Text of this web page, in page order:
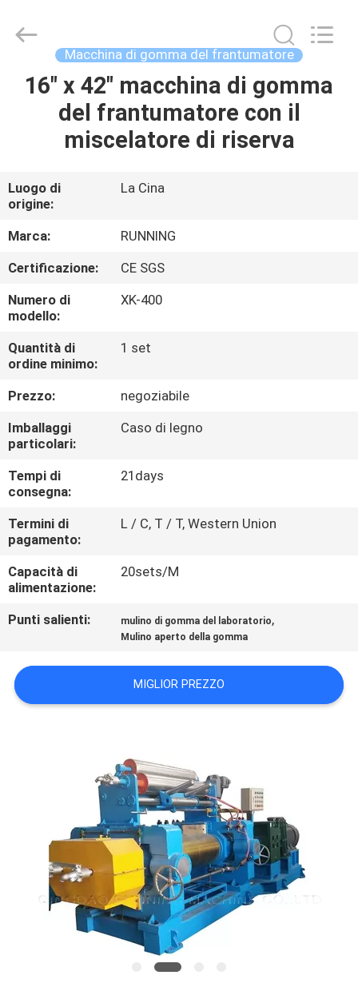
CASA
PRODOTTI
CIRCA
NOI
GIRO
DELLA
FABBRICA
CONTROLLO
DI
QUALITÀ
CONTATTICI
NOTIZIE
CASI
MAPPA
SITO
Running
Machine
Reserved.
Macchina di gomma del frantumatore
16" x 42" macchina di gomma
del frantumatore con il
miscelatore di riserva
Luogo di
origine:
La Cina
Marca:
RUNNING
Certificazione:
CE SGS
Numero di
modello:
XK-400
Quantità di
ordine minimo:
1 set
Prezzo:
negoziabile
Imballaggi
particolari:
Caso di legno
Tempi di
consegna:
21days
Termini di
pagamento:
L / C, T / T, Western Union
Capacità di
alimentazione:
20sets/M
Punti salienti: mulino di gomma del laboratorio,
Mulino aperto della gomma
MIGLIOR PREZZO